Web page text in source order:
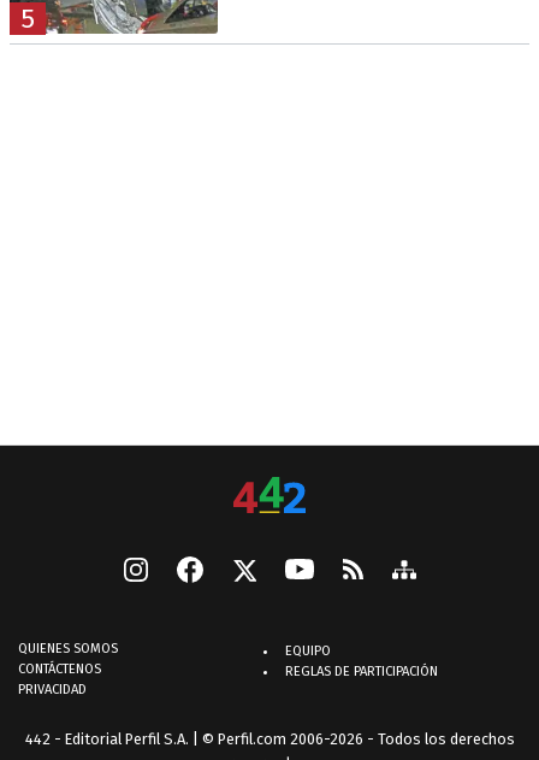
5
QUIENES SOMOS
CONTÁCTENOS
PRIVACIDAD
EQUIPO
REGLAS DE PARTICIPACIÓN
442 - Editorial Perfil S.A. | © Perfil.com 2006-2026 - Todos los derechos